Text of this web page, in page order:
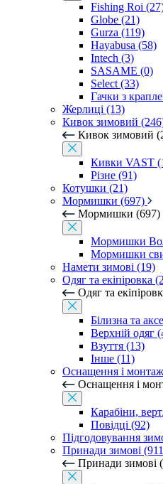
Fishing Roi
Globe (21)
Gurza (119)
Hayabusa (58)
Intech (3)
SASAME (0)
Select (33)
Гачки з
Жерлиці (13)
Кивок зимовий
Кивок зимовий
Кивки VAST
Різне (91)
Котушки (21)
Мормишки (697)
Мормишки (697)
Мормишки
Мормишки
Намети зимові (19)
Одяг та екіпіровка
Одяг та
Білизна та
Верхній одяг
Взуття (13)
Інше (11)
Оснащення і
Оснащення і
Карабіни,
Повідці (92)
Підгодовування
Принади зимові
Принади зимові